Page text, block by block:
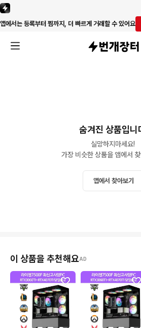
앱에서는 등록부터 찜까지, 더 빠르게 거래할 수 있어요
숨겨진 상품입니
실망하지마세요!
가장 비슷한 상품을 앱에서
앱에서 찾아보기
이 상품을 추천해요AD